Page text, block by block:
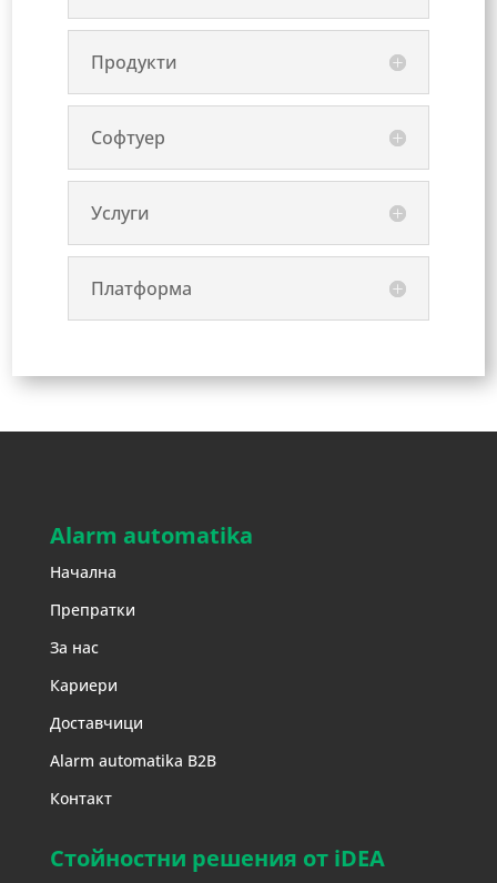
Продукти
Софтуер
Услуги
Платформа
Alarm automatika
Начална
Препратки
За нас
Кариери
Доставчици
Alarm automatika B2B
Контакт
Стойностни решения от iDEA